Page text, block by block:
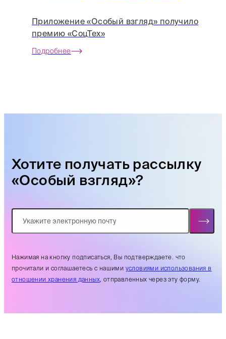
Приложение «Особый взгляд» получило
премию «СоцТех»
Подробнее
Хотите получать рассылку
«Особый взгляд»?
Нажимая на кнопку подписаться, Вы подтверждаете. что
прочитали и соглашаетесь с нашими условиями использования в
отношении хранения данных, отправленных через эту форму.